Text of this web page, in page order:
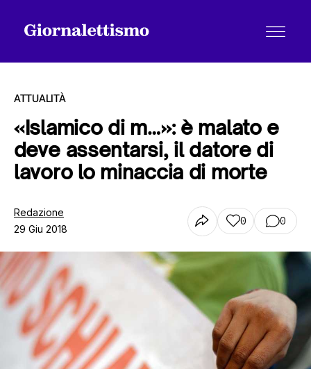
Tutti gli articoli
Chi siamo
Contatti
ATTUALITÀ
«Islamico di m…»: è malato e
deve assentarsi, il datore di
lavoro lo minaccia di morte
Redazione
29 Giu 2018
0 0